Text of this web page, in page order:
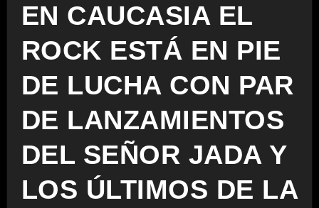
EN CAUCASIA EL
ROCK ESTÁ EN PIE
DE LUCHA CON PAR
DE LANZAMIENTOS
DEL SEÑOR JADA Y
LOS ÚLTIMOS DE LA